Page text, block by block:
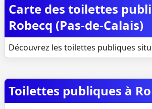
Carte des toilettes
Robecq (Pas-de-Calais)
Découvrez les toilettes publiques
Toilettes publiques à